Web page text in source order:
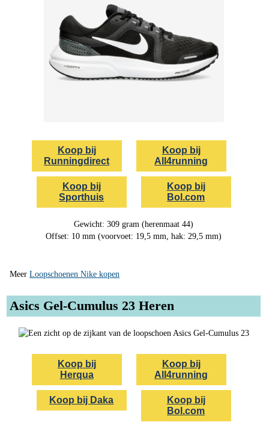
Koop bij
Runningdirect
Koop bij
All4running
Koop bij
Sporthuis
Koop bij
Bol.com
Gewicht: 309 gram (herenmaat 44)
Offset: 10 mm (voorvoet: 19,5 mm, hak: 29,5 mm)
Meer Loopschoenen Nike kopen
Asics Gel-Cumulus 23 Heren
Koop bij
Herqua
Koop bij
All4running
Koop bij Daka
Koop bij
Bol.com